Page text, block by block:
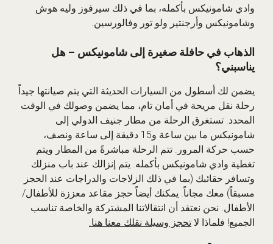
وادي شامونيكس بأكمله، بما في ذلك سيرفوز وليه هوش
وشامونيكس وأرجنتير ولو تور وفالورسين.
الذهاب في حافلة صغيرة إلى شامونيكس – هل
يناسبني؟
يضمن لك أسطول من السيارات الحديثة التي يتم صيانتها جيداً
رحلة نقل مريحة في أمان تام، مما يضمن وصولك في الوقت
المحدد. تستغرق الرحلة من مطار جنيف الدولي إلى
شامونيكس ما بين ساعة و15 دقيقة إلى ساعة ونصف،
حسب حركة المرور. تتم الرحلة مباشرةً من المطار ويتم
تغطية وادي شامونيكس بأكمله. يتم إنزالك عند باب منزلك
وتسافر حقائبك (بما في ذلك الزلاجات والدراجات عند الحجز
مسبقاً) معك مجاناً. يمكنك أيضاً حجز مقاعد معززة للأطفال/
الأطفال. نحن نعتقد أن انتقالاتنا المشتركة والخاصة تناسب
الجميع! فلماذا لا تحجز وسيلة نقلك معنا هنا.